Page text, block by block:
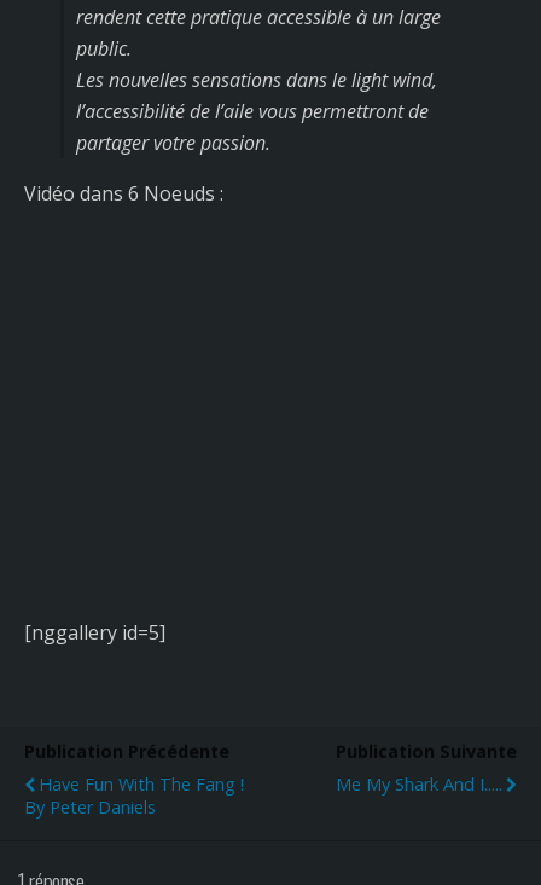
rendent cette pratique accessible à un large
public.
Les nouvelles sensations dans le light wind,
l’accessibilité de l’aile vous permettront de
partager votre passion.
Vidéo dans 6 Noeuds :
[nggallery id=5]
Publication Précédente
Have Fun With The Fang !
By Peter Daniels
Publication Suivante
Me My Shark And I.....